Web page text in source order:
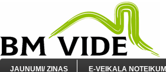
JAUNUMI/ ZIŅAS E-VEIKALA NOTEIKUMI